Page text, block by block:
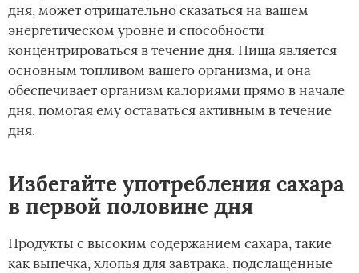
дня, может отрицательно сказаться на вашем
энергетическом уровне и способности
концентрироваться в течение дня. Пища является
основным топливом вашего организма, и она
обеспечивает организм калориями прямо в начале
дня, помогая ему оставаться активным в течение
дня.
Избегайте употребления сахара
в первой половине дня
Продукты с высоким содержанием сахара, такие
как выпечка, хлопья для завтрака, подслащенные